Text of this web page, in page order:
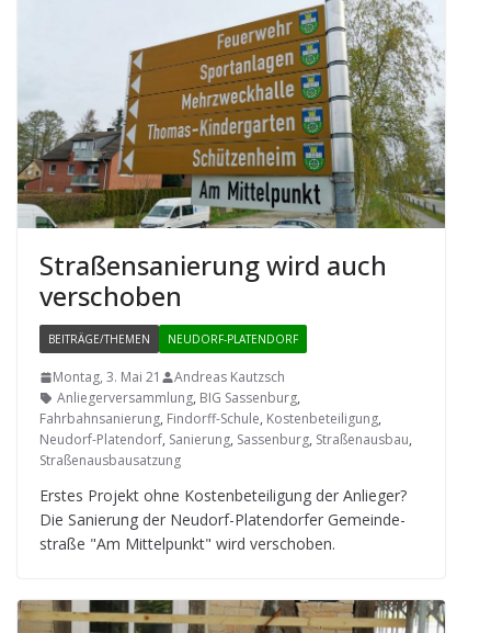
Stra­ßen­sa­nie­rung wird auch
verschoben
BEITRÄGE/THEMEN NEUDORF-PLATENDORF
Montag, 3. Mai 21
Andreas Kautzsch
Anliegerversammlung, BIG Sassenburg,
Fahrbahnsanierung, Findorff-Schule, Kostenbeteiligung,
Neudorf-Platendorf, Sanierung, Sassenburg, Straßenausbau,
Straßenausbausatzung
Ers­tes Pro­jekt ohne Kos­ten­be­tei­li­gung der Anlie­ger?
Die Sanie­rung der Neu­dorf-Pla­ten­dor­fer Gemein­de­
straße "Am Mit­tel­punkt" wird verschoben.